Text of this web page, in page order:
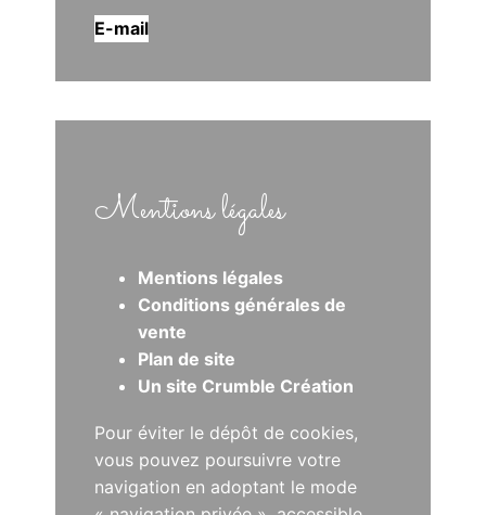
E-mail
Mentions légales
Mentions légales
Conditions générales de
vente
Plan de site
Un site Crumble Création
Pour éviter le dépôt de cookies,
vous pouvez poursuivre votre
navigation en adoptant le mode